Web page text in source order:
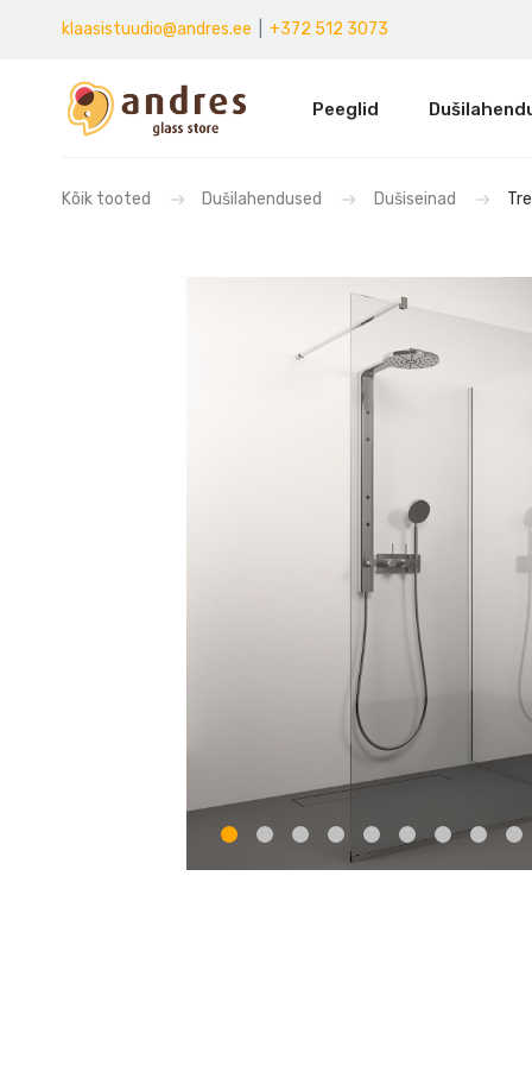
klaasistuudio@andres.ee +372 512 3073
Peeglid
Kõik tooted Dušilahendused Dušiseinad Tre